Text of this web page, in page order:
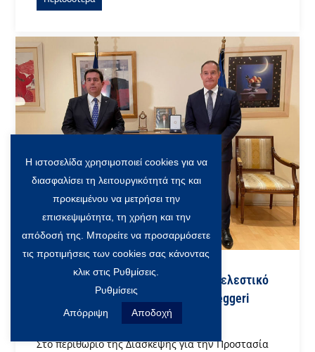
Απονομή Διαμνημόνευσης στον Εκτελεστικό
Διευθυντή της FRONTEX, Fabrice Leggeri
21 Ιανουαρίου 2022
Στο περιθώριο της Διάσκεψης για την Προστασία
Η ιστοσελίδα χρησιμοποιεί cookies για να
διασφαλίσει τη λειτουργικότητά της και
προκειμένου να μετρήσει την
επισκεψιμότητα, τη χρήση και την
απόδοσή της. Μπορείτε να προσαρμόσετε
τις προτιμήσεις των cookies σας κάνοντας
κλικ στις Ρυθμίσεις.
Ρυθμίσεις
Απόρριψη Αποδοχή